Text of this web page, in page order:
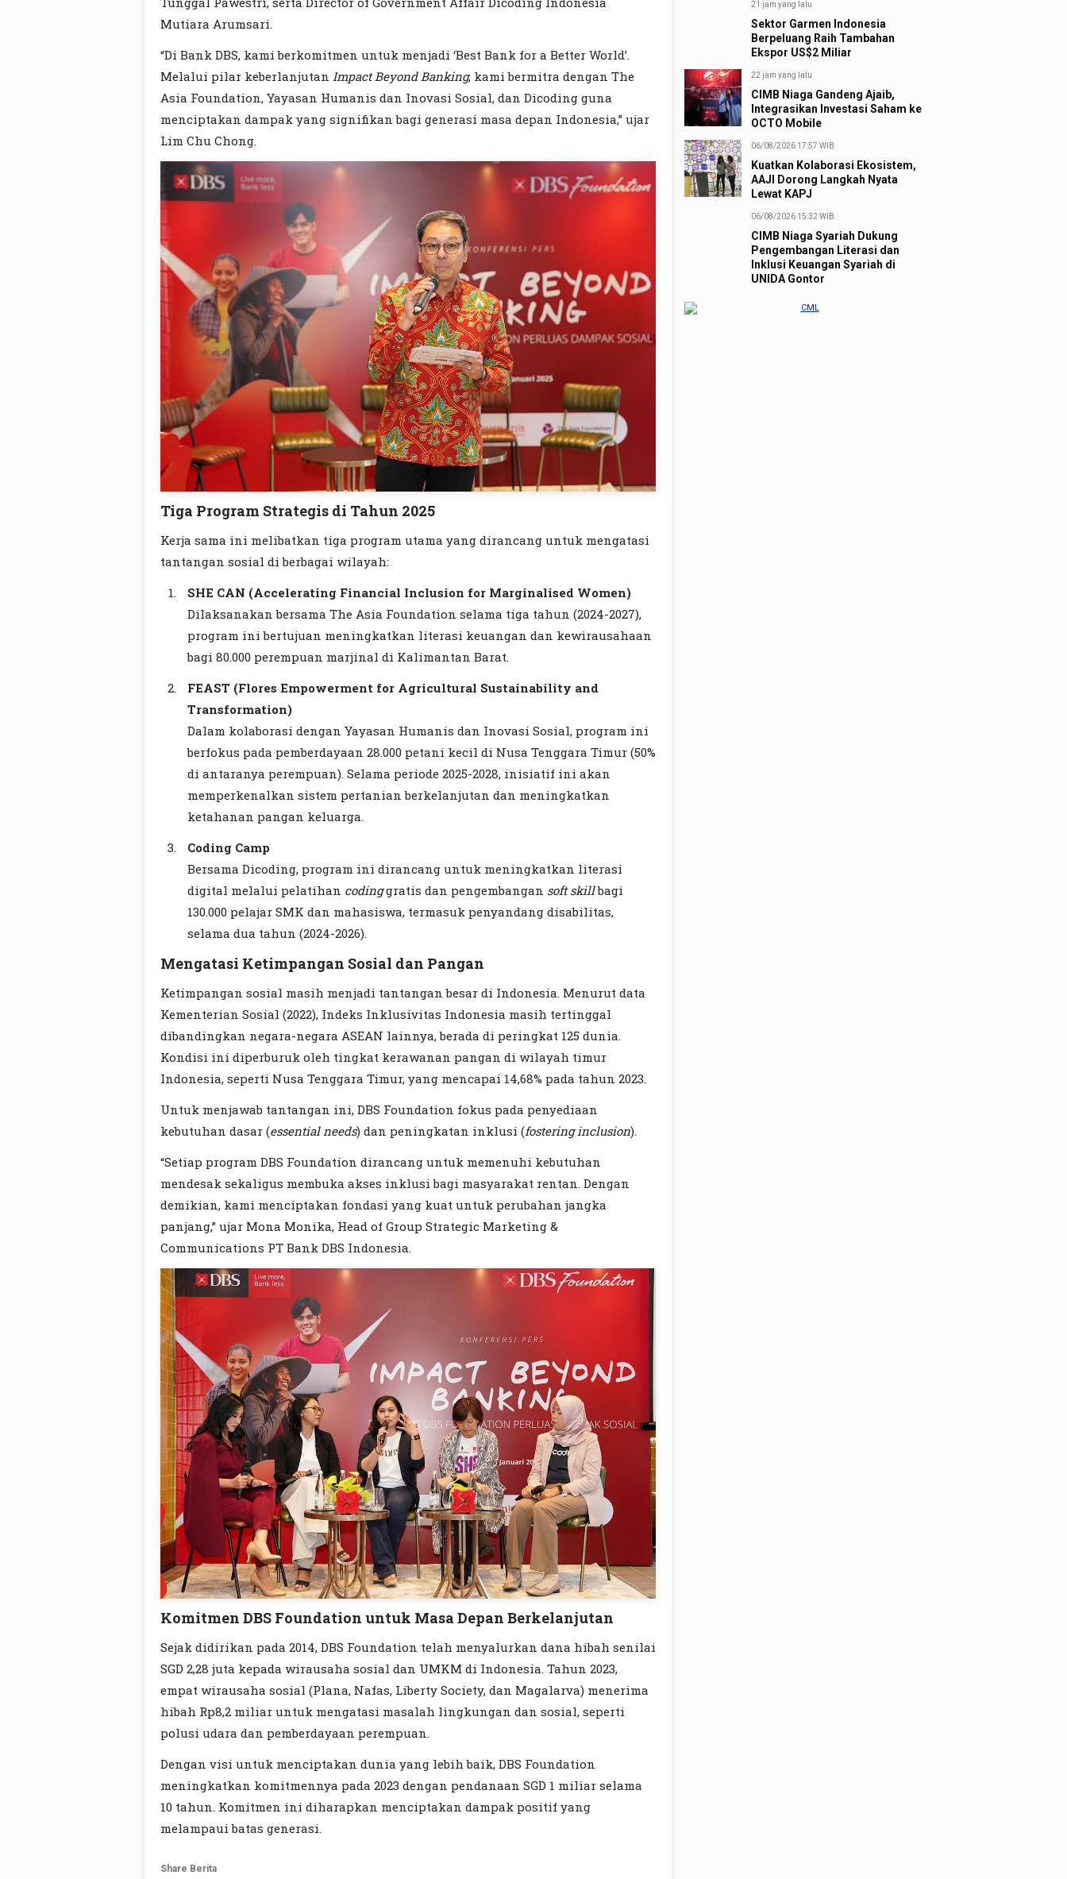
Mutiara Arumsari.
“Di Bank DBS, kami berkomitmen untuk menjadi ‘Best Bank for a Better World’.
Melalui pilar keberlanjutan Impact Beyond Banking, kami bermitra dengan The
Asia Foundation, Yayasan Humanis dan Inovasi Sosial, dan Dicoding guna
menciptakan dampak yang signifikan bagi generasi masa depan Indonesia,” ujar
Lim Chu Chong.
Tiga Program Strategis di Tahun 2025
Kerja sama ini melibatkan tiga program utama yang dirancang untuk mengatasi
tantangan sosial di berbagai wilayah:
SHE CAN (Accelerating Financial Inclusion for Marginalised Women)
Dilaksanakan bersama The Asia Foundation selama tiga tahun (2024-2027),
program ini bertujuan meningkatkan literasi keuangan dan kewirausahaan
bagi 80.000 perempuan marjinal di Kalimantan Barat.
FEAST (Flores Empowerment for Agricultural Sustainability and
Transformation)
Dalam kolaborasi dengan Yayasan Humanis dan Inovasi Sosial, program ini
berfokus pada pemberdayaan 28.000 petani kecil di Nusa Tenggara Timur (50%
di antaranya perempuan). Selama periode 2025-2028, inisiatif ini akan
memperkenalkan sistem pertanian berkelanjutan dan meningkatkan
ketahanan pangan keluarga.
Coding Camp
Bersama Dicoding, program ini dirancang untuk meningkatkan literasi
digital melalui pelatihan codinggratis dan pengembangan soft skillbagi
130.000 pelajar SMK dan mahasiswa, termasuk penyandang disabilitas,
selama dua tahun (2024-2026).
Mengatasi Ketimpangan Sosial dan Pangan
Ketimpangan sosial masih menjadi tantangan besar di Indonesia. Menurut data
Kementerian Sosial (2022), Indeks Inklusivitas Indonesia masih tertinggal
dibandingkan negara-negara ASEAN lainnya, berada di peringkat 125 dunia.
Kondisi ini diperburuk oleh tingkat kerawanan pangan di wilayah timur
Indonesia, seperti Nusa Tenggara Timur, yang mencapai 14,68% pada tahun 2023.
Untuk menjawab tantangan ini, DBS Foundation fokus pada penyediaan
kebutuhan dasar (essential needs) dan peningkatan inklusi (fostering inclusion).
“Setiap program DBS Foundation dirancang untuk memenuhi kebutuhan
mendesak sekaligus membuka akses inklusi bagi masyarakat rentan. Dengan
demikian, kami menciptakan fondasi yang kuat untuk perubahan jangka
panjang,” ujar Mona Monika, Head of Group Strategic Marketing &
Communications PT Bank DBS Indonesia.
Komitmen DBS Foundation untuk Masa Depan Berkelanjutan
Sejak didirikan pada 2014, DBS Foundation telah menyalurkan dana hibah senilai
SGD 2,28 juta kepada wirausaha sosial dan UMKM di Indonesia. Tahun 2023,
empat wirausaha sosial (Plana, Nafas, Liberty Society, dan Magalarva) menerima
hibah Rp8,2 miliar untuk mengatasi masalah lingkungan dan sosial, seperti
polusi udara dan pemberdayaan perempuan.
Dengan visi untuk menciptakan dunia yang lebih baik, DBS Foundation
meningkatkan komitmennya pada 2023 dengan pendanaan SGD 1 miliar selama
10 tahun. Komitmen ini diharapkan menciptakan dampak positif yang
melampaui batas generasi.
Share Berita
21 jam yang lalu
Sektor Garmen Indonesia
Berpeluang Raih Tambahan
Ekspor US$2 Miliar
22 jam yang lalu
CIMB Niaga Gandeng Ajaib,
Integrasikan Investasi Saham ke
OCTO Mobile
06/08/2026 17:57 WIB
Kuatkan Kolaborasi Ekosistem,
AAJI Dorong Langkah Nyata
Lewat KAPJ
06/08/2026 15:32 WIB
CIMB Niaga Syariah Dukung
Pengembangan Literasi dan
Inklusi Keuangan Syariah di
UNIDA Gontor